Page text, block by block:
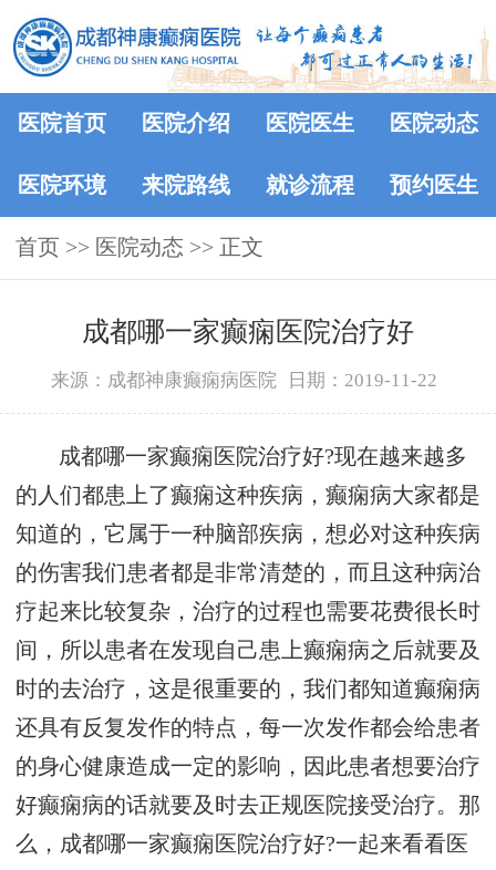
医院首页 医院介绍 医院医生 医院动态
医院环境 来院路线 就诊流程 预约医生
首页 >> 医院动态 >> 正文
成都哪一家癫痫医院治疗好
来源：成都神康癫痫病医院 日期：2019-11-22
成都哪一家癫痫医院治疗好?现在越来越多
的人们都患上了癫痫这种疾病，癫痫病大家都是
知道的，它属于一种脑部疾病，想必对这种疾病
的伤害我们患者都是非常清楚的，而且这种病治
疗起来比较复杂，治疗的过程也需要花费很长时
间，所以患者在发现自己患上癫痫病之后就要及
时的去治疗，这是很重要的，我们都知道癫痫病
还具有反复发作的特点，每一次发作都会给患者
的身心健康造成一定的影响，因此患者想要治疗
好癫痫病的话就要及时去正规医院接受治疗。那
么，成都哪一家癫痫医院治疗好?一起来看看医